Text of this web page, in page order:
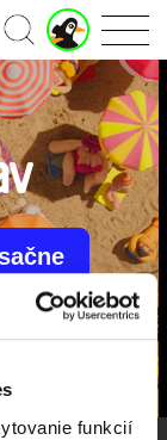
funkcií
J
u
n
i
o
r
ú
č